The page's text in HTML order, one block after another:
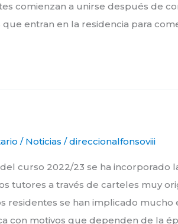
comienzan a unirse después de
entran en la residencia para
/ Noticias /direccionalfonsoviii
curso 2022/23 se ha incorporado
tutores a través de carteles muy
residentes se han implicado mucho
con motivos que dependen de la